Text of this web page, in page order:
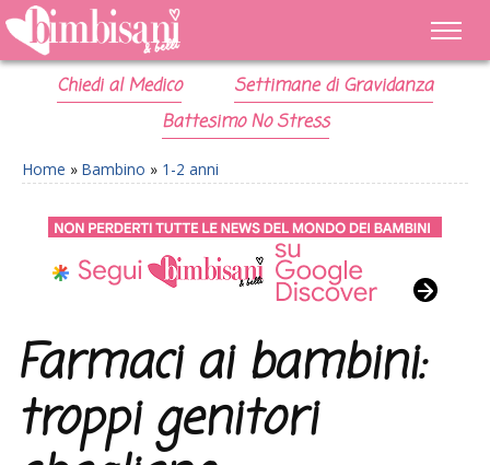
Chiedi al Medico
Settimane di Gravidanza
Battesimo No Stress
Home » Bambino » 1-2 anni
Farmaci ai bambini:
troppi genitori